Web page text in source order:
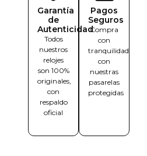
Garantía
de
Autenticidad
Todos
nuestros
relojes
son 100%
originales,
con
respaldo
oficial
Pagos
Seguros
Compra
con
tranquilidad
con
nuestras
pasarelas
protegidas